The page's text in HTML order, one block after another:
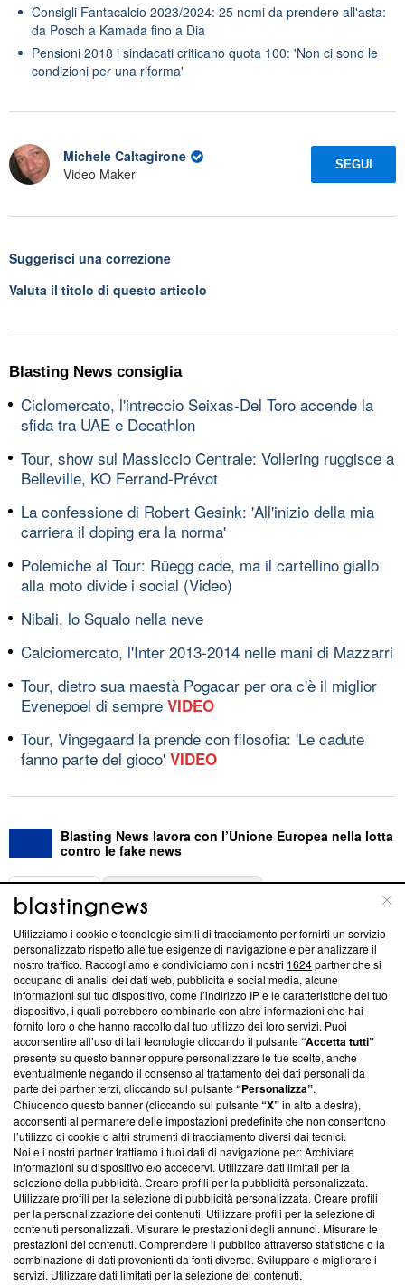
Consigli Fantacalcio 2023/2024: 25 nomi da prendere all'asta:
da Posch a Kamada fino a Dia
Pensioni 2018 i sindacati criticano quota 100: 'Non ci sono le
condizioni per una riforma'
Michele Caltagirone
Video Maker
SEGUI
Suggerisci una correzione
Valuta il titolo di questo articolo
Blasting News consiglia
Ciclomercato, l'intreccio Seixas-Del Toro accende la
sfida tra UAE e Decathlon
Tour, show sul Massiccio Centrale: Vollering ruggisce a
Belleville, KO Ferrand-Prévot
La confessione di Robert Gesink: 'All'inizio della mia
carriera il doping era la norma'
Polemiche al Tour: Rüegg cade, ma il cartellino giallo
alla moto divide i social (Video)
Nibali, lo Squalo nella neve
Calciomercato, l'Inter 2013-2014 nelle mani di Mazzarri
Tour, dietro sua maestà Pogacar per ora c'è il miglior
Evenepoel di sempre VIDEO
Tour, Vingegaard la prende con filosofia: 'Le cadute
fanno parte del gioco' VIDEO
Blasting News lavora con l’Unione Europea nella lotta
contro le fake news
ABOUT
Questa sezione offre informazioni trasparenti su Blasting
News, sui nostri processi editoriali e su come ci impegniamo a
creare news di qualità. Inoltre, afferma la nostra aderenza a
‘Trust Project - News with Integrity’Blasting News non è
ancora membro del programma, ma ha richiesto di farne
parte; Trust Project non ha ancora effettuato una verifica di
conformità agli standard.
Su di noi
Team editoriale
Corporate
Redazione
Informativa Privacy
Cookie Policy
Utilizziamo i cookie e tecnologie simili di tracciamento per fornirti un servizio
personalizzato rispetto alle tue esigenze di navigazione e per analizzare il
nostro traffico. Raccogliamo e condividiamo con i nostri 1624partner che si
occupano di analisi dei dati web, pubblicità e social media, alcune
informazioni sul tuo dispositivo, come l’indirizzo IP e le caratteristiche del tuo
dispositivo, i quali potrebbero combinarle con altre informazioni che hai
fornito loro o che hanno raccolto dal tuo utilizzo dei loro servizi. Puoi
acconsentire all’uso di tali tecnologie cliccando il pulsante“Accetta tutti”
presente su questo banner oppure personalizzare le tue scelte, anche
eventualmente negando il consenso al trattamento dei dati personali da
parte dei partner terzi, cliccando sul pulsante“Personalizza”.
Chiudendo questo banner (cliccando sul pulsante“X”in alto a destra),
acconsenti al permanere delle impostazioni predefinite che non consentono
l’utilizzo di cookie o altri strumenti di tracciamento diversi dai tecnici.
Noi e i nostri partner trattiamo i tuoi dati di navigazione per: Archiviare
informazioni su dispositivo e/o accedervi. Utilizzare dati limitati per la
selezione della pubblicità. Creare profili per la pubblicità personalizzata.
Utilizzare profili per la selezione di pubblicità personalizzata. Creare profili
per la personalizzazione dei contenuti. Utilizzare profili per la selezione di
contenuti personalizzati. Misurare le prestazioni degli annunci. Misurare le
prestazioni dei contenuti. Comprendere il pubblico attraverso statistiche o la
combinazione di dati provenienti da fonti diverse. Sviluppare e migliorare i
servizi. Utilizzare dati limitati per la selezione dei contenuti.